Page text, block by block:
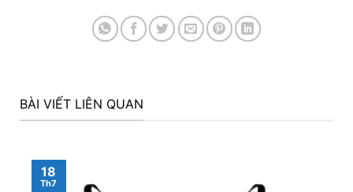
BÀI VIẾT LIÊN QUAN
18
Th7